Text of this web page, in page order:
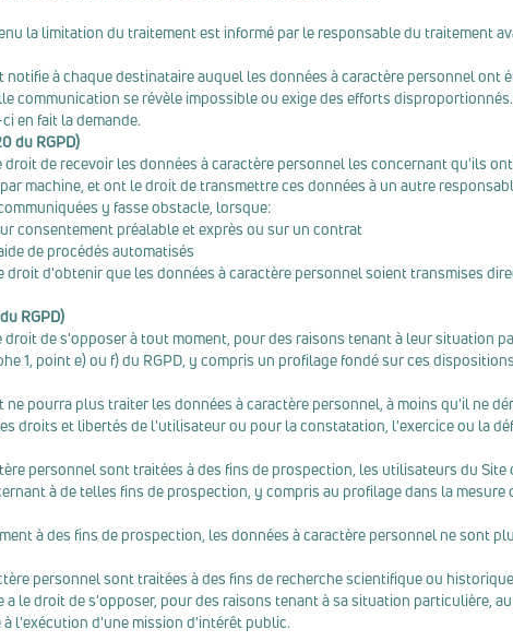
la limitation du traitement est informé par le responsable du traitement
notifie à chaque destinataire auquel les données à caractère personnel
communication se révèle impossible ou exige des efforts
en fait la demande.
du RGPD)
de recevoir les données à caractère personnel les concernant qu'ils
machine, et ont le droit de transmettre ces données à un autre
y fasse obstacle, lorsque:
consentement préalable et exprès ou sur un contrat
de procédés automatisés
droit d'obtenir que les données à caractère personnel soient transmises
RGPD)
de s'opposer à tout moment, pour des raisons tenant à leur situation
1, point e) ou f) du RGPD, y compris un profilage fondé sur ces
ne pourra plus traiter les données à caractère personnel, à moins qu'il ne
droits et libertés de l'utilisateur ou pour la constatation, l'exercice ou la
personnel sont traitées à des fins de prospection, les utilisateurs du
à de telles fins de prospection, y compris au profilage dans la
à des fins de prospection, les données à caractère personnel ne sont
personnel sont traitées à des fins de recherche scientifique ou
a le droit de s'opposer, pour des raisons tenant à sa situation particulière,
l'exécution d'une mission d'intérêt public.